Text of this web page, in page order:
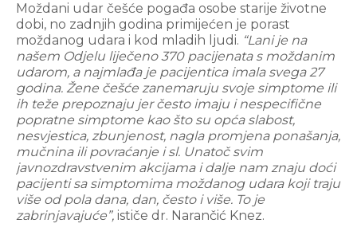
Moždani udar češće pogađa osobe starije životne
dobi, no zadnjih godina primijećen je porast
moždanog udara i kod mladih ljudi. “Lani je na
našem Odjelu liječeno 370 pacijenata s moždanim
udarom, a najmlađa je pacijentica imala svega 27
godina. Žene češće zanemaruju svoje simptome ili
ih teže prepoznaju jer često imaju i nespecifične
popratne simptome kao što su opća slabost,
nesvjestica, zbunjenost, nagla promjena ponašanja,
mučnina ili povraćanje i sl. Unatoč svim
javnozdravstvenim akcijama i dalje nam znaju doći
pacijenti sa simptomima moždanog udara koji traju
više od pola dana, dan, često i više. To je
zabrinjavajuće”, ističe dr. Narančić Knez.